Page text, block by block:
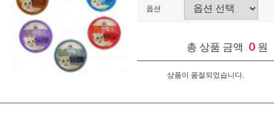
옵션
총 상품 금액 0 원
상품이 품절되었습니다.